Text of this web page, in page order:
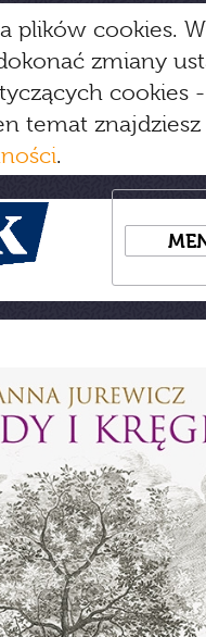
plików cookies.
zmiany
cookies
temat
.